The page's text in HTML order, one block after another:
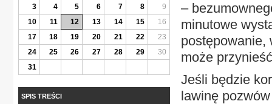
–
minutowe
postępowanie,
może
Jeśli będzie
lawinę
3
4 5 6 7 8
9
10
11 12 13 14 15
16
17
18 19 20 21 22
23
24
25 26 27 28 29
30
31
SPIS TREŚCI